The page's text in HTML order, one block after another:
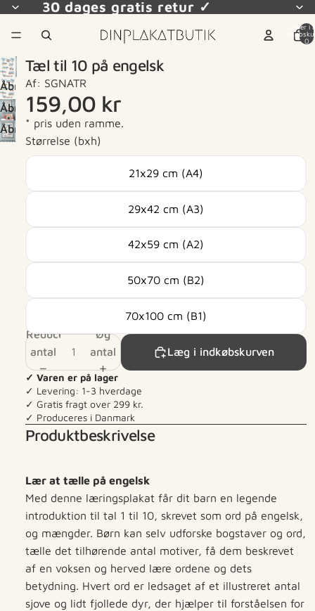
30 dages gratis retur ✓
Varer i
0
Åbn
billede
i
fuld
skærm
Åbn
billede
i
Åbn
billede
Tæl til 10 på engelsk
Af: SGNATR
159,00 kr
* pris uden ramme.
Størrelse (bxh)
21x29 cm (A4)
29x42 cm (A3)
42x59 cm (A2)
50x70 cm (B2)
70x100 cm (B1)
Reducer
antal
Øg
antal
Læg i indkøbskurven
✓ Varen er på lager
✓ Levering: 1-3 hverdage
✓ Gratis fragt over 299 kr.
✓ Produceres i Danmark
Produktbeskrivelse
Lær at tælle på engelsk
Med denne læringsplakat får dit barn en legende
introduktion til tal 1 til 10, skrevet som ord på engelsk,
og mængder. Børn kan selv udforske bogstaver og ord,
tælle det tilhørende antal motiver, få dem beskrevet
af en voksen og herved lære ordene og dets
betydning. Hvert ord er ledsaget af et illustreret antal
sjove og lidt fjollede dyr, der hjælper til forståelsen for